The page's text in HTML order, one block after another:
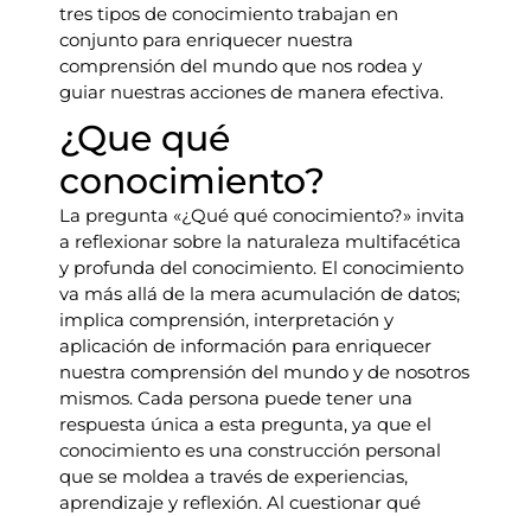
tres tipos de conocimiento trabajan en
conjunto para enriquecer nuestra
comprensión del mundo que nos rodea y
guiar nuestras acciones de manera efectiva.
¿Que qué
conocimiento?
La pregunta «¿Qué qué conocimiento?» invita
a reflexionar sobre la naturaleza multifacética
y profunda del conocimiento. El conocimiento
va más allá de la mera acumulación de datos;
implica comprensión, interpretación y
aplicación de información para enriquecer
nuestra comprensión del mundo y de nosotros
mismos. Cada persona puede tener una
respuesta única a esta pregunta, ya que el
conocimiento es una construcción personal
que se moldea a través de experiencias,
aprendizaje y reflexión. Al cuestionar qué